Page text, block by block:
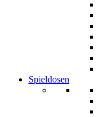
Spieldosen